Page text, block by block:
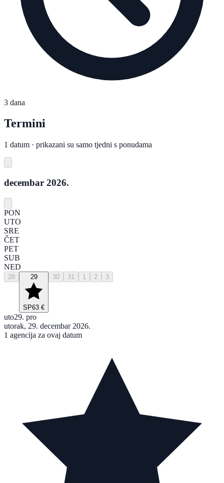
3 dana
Termini
1 datum · prikazani su samo tjedni s ponudama
decembar 2026.
PON
UTO
SRE
ČET
PET
SUB
NED
28 29
SP63 €
30 31 1 2 3
uto29. pro
utorak, 29. decembar 2026.
1 agencija za ovaj datum